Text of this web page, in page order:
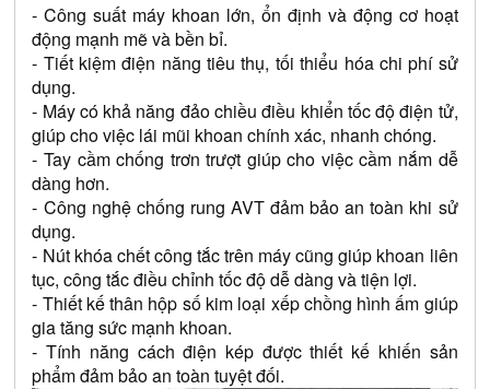
- Công suất máy khoan lớn, ổn định và động cơ hoạt
động mạnh mẽ và bền bỉ.
- Tiết kiệm điện năng tiêu thụ, tối thiểu hóa chi phí sử
dụng.
- Máy có khả năng đảo chiều điều khiển tốc độ điện tử,
giúp cho việc lái mũi khoan chính xác, nhanh chóng.
- Tay cầm chống trơn trượt giúp cho việc cầm nắm dễ
dàng hơn.
- Công nghệ chống rung AVT đảm bảo an toàn khi sử
dụng.
- Nút khóa chết công tắc trên máy cũng giúp khoan liên
tục, công tắc điều chỉnh tốc độ dễ dàng và tiện lợi.
- Thiết kế thân hộp số kim loại xếp chồng hình ấm giúp
gia tăng sức mạnh khoan.
- Tính năng cách điện kép được thiết kế khiến sản
phẩm đảm bảo an toàn tuyệt đối.